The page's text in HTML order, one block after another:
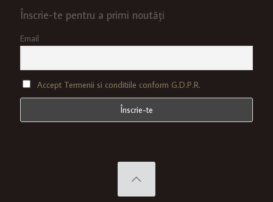
Înscrie-te pentru a primi noutăți
Email
Accept Termenii si conditiile conform G.D.P.R.